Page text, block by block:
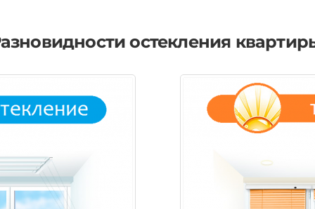
остекления